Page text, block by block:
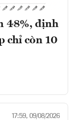
48%, định
chỉ còn 10
17:59, 09/08/2026